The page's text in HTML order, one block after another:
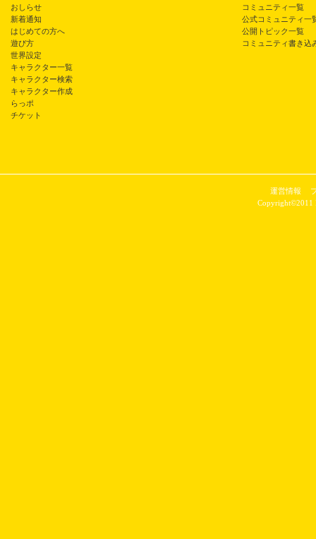
おしらせ
新着通知
はじめての方へ
遊び方
世界設定
キャラクター一覧
キャラクター検索
キャラクター作成
らっポ
チケット
コミュニティ一覧
公式コミュニティ一
公開トピック一覧
コミュニティ書き込
運営情報
Copyright©2011